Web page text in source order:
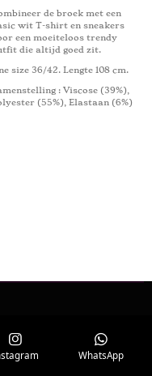
de broek met een
wit T-shirt en sneakers
een moeiteloos trendy
die altijd goed zit.
size 36/42. Lengte 108 cm.
: Viscose (39%),
(55%), Elastaan ​​(6%)
WhatsApp